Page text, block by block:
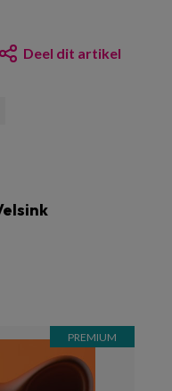
Deel dit artikel